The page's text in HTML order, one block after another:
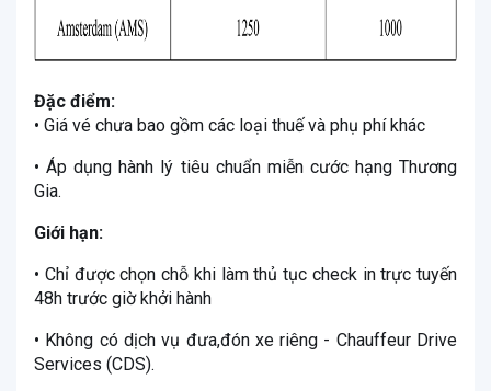
Đặc điểm:
• Giá vé chưa bao gồm các loại thuế và phụ phí khác
• Áp dụng hành lý tiêu chuẩn miễn cước hạng Thương
Gia.
Giới hạn:
• Chỉ được chọn chỗ khi làm thủ tục check in trực tuyến
48h trước giờ khởi hành
• Không có dịch vụ đưa,đón xe riêng - Chauffeur Drive
Services (CDS).